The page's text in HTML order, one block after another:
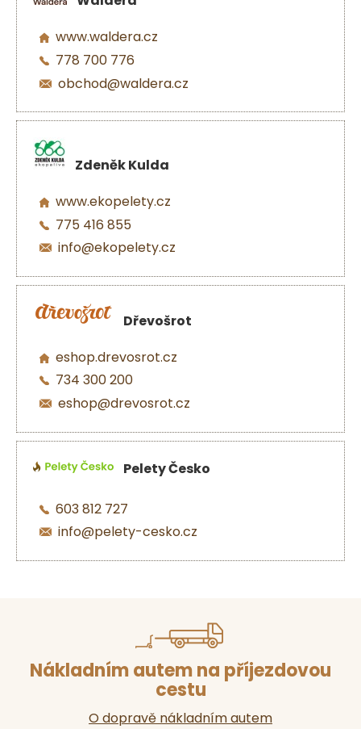
www.waldera.cz
778 700 776
obchod@waldera.cz
Zdeněk Kulda
www.ekopelety.cz
775 416 855
info@ekopelety.cz
Dřevošrot
eshop.drevosrot.cz
734 300 200
eshop@drevosrot.cz
Pelety Česko
603 812 727
info@pelety-cesko.cz
Nákladním autem na příjezdovou
cestu
O dopravě nákladním autem